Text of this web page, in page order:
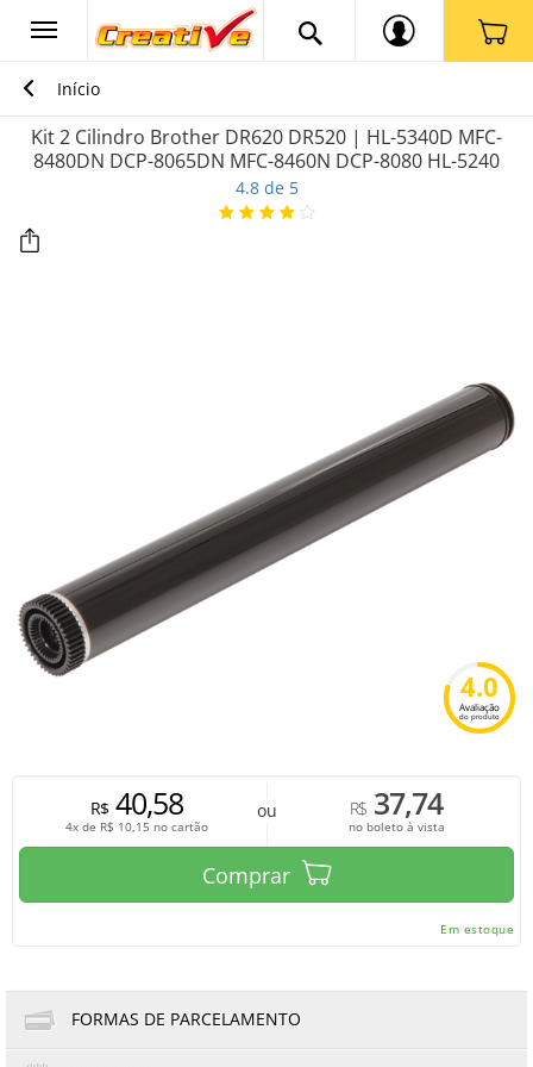
Início
Kit 2 Cilindro Brother DR620 DR520 | HL-5340D MFC-
8480DN DCP-8065DN MFC-8460N DCP-8080 HL-5240
4.8 de 5
4.0
Avaliação
do produto
R$40,58
4x de R$ 10,15 no cartão
ou R$37,74
no boleto à vista
Comprar
Em estoque
FORMAS DE PARCELAMENTO